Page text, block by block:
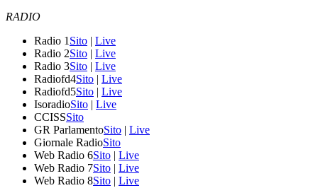
RADIO
Radio 1 Sito | Live
Radio 2Sito | Live
Radio 3Sito | Live
Radiofd4Sito | Live
Radiofd5Sito | Live
IsoradioSito | Live
CCISSSito
GR ParlamentoSito | Live
Giornale RadioSito
Web Radio 6Sito | Live
Web Radio 7Sito | Live
Web Radio 8Sito | Live